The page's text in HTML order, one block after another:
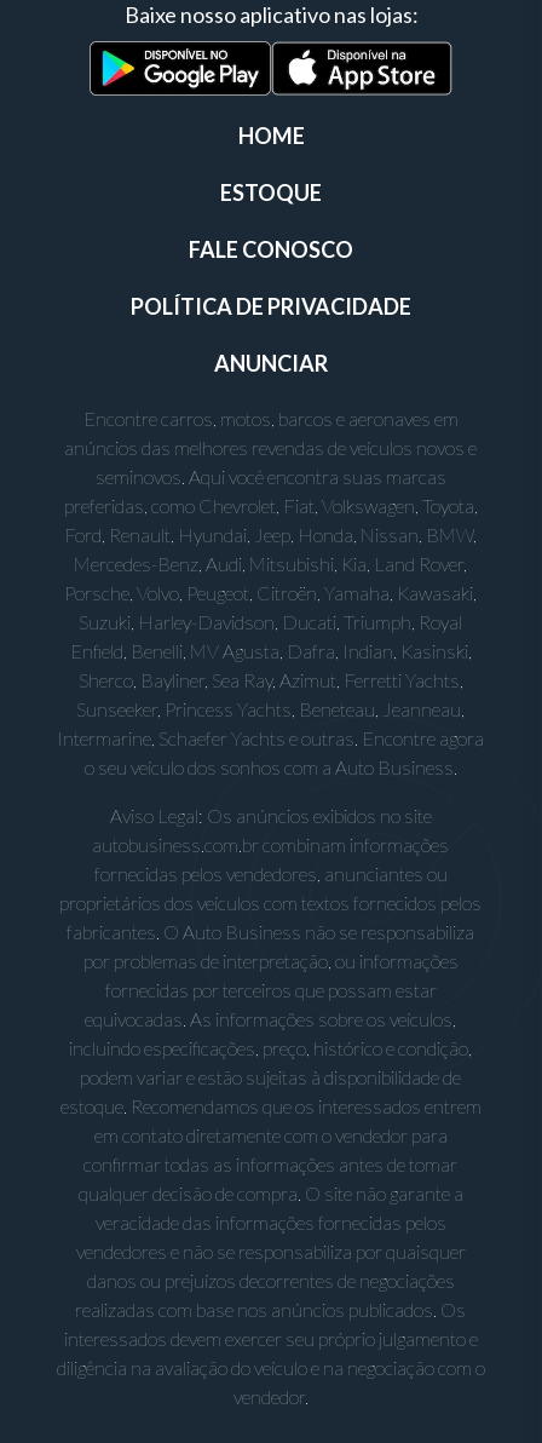
Baixe nosso aplicativo nas lojas:
HOME
ESTOQUE
FALE CONOSCO
POLÍTICA DE PRIVACIDADE
ANUNCIAR
Encontre carros, motos, barcos e aeronaves em
anúncios das melhores revendas de veículos novos e
seminovos. Aqui você encontra suas marcas
preferidas, como Chevrolet, Fiat, Volkswagen, Toyota,
Ford, Renault, Hyundai, Jeep, Honda, Nissan, BMW,
Mercedes-Benz, Audi, Mitsubishi, Kia, Land Rover,
Porsche, Volvo, Peugeot, Citroën, Yamaha, Kawasaki,
Suzuki, Harley-Davidson, Ducati, Triumph, Royal
Enfield, Benelli, MV Agusta, Dafra, Indian, Kasinski,
Sherco, Bayliner, Sea Ray, Azimut, Ferretti Yachts,
Sunseeker, Princess Yachts, Beneteau, Jeanneau,
Intermarine, Schaefer Yachts e outras. Encontre agora
o seu veículo dos sonhos com a Auto Business.
Aviso Legal: Os anúncios exibidos no site
autobusiness.com.br combinam informações
fornecidas pelos vendedores, anunciantes ou
proprietários dos veículos com textos fornecidos pelos
fabricantes. O Auto Business não se responsabiliza
por problemas de interpretação, ou informações
fornecidas por terceiros que possam estar
equivocadas. As informações sobre os veículos,
incluindo especificações, preço, histórico e condição,
podem variar e estão sujeitas à disponibilidade de
estoque. Recomendamos que os interessados entrem
em contato diretamente com o vendedor para
confirmar todas as informações antes de tomar
qualquer decisão de compra. O site não garante a
veracidade das informações fornecidas pelos
vendedores e não se responsabiliza por quaisquer
danos ou prejuízos decorrentes de negociações
realizadas com base nos anúncios publicados. Os
interessados devem exercer seu próprio julgamento e
diligência na avaliação do veículo e na negociação com o
vendedor.